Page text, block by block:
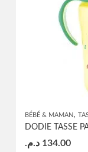
BÉBÉ & MAMAN,
DODIE TASSE
134.00 د.م.